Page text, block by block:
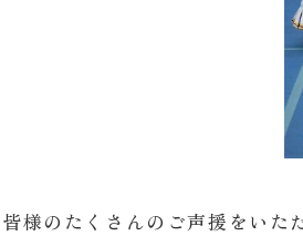
皆様のたくさんのご声援をいた